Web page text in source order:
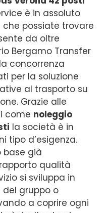
è in assoluto
possiate trovare
da oltre
Bergamo Transfer
concorrenza
per la soluzione
al trasporto su
Grazie alle
come noleggio
la società è in
tipo d’esigenza.
base già
qualità
si sviluppa in
del gruppo o
a coprire ogni